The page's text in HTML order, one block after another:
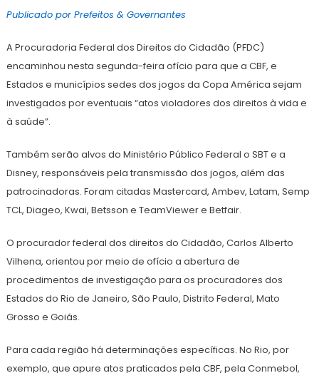
junho
2021
Publicado por Prefeitos & Governantes
A Procuradoria Federal dos Direitos do Cidadão (PFDC)
encaminhou nesta segunda-feira ofício para que a CBF, e
Estados e municípios sedes dos jogos da Copa América sejam
investigados por eventuais “atos violadores dos direitos à vida e
à saúde”.
Também serão alvos do Ministério Público Federal o SBT e a
Disney, responsáveis pela transmissão dos jogos, além das
patrocinadoras. Foram citadas Mastercard, Ambev, Latam, Semp
TCL, Diageo, Kwai, Betsson e TeamViewer e Betfair.
O procurador federal dos direitos do Cidadão, Carlos Alberto
Vilhena, orientou por meio de ofício a abertura de
procedimentos de investigação para os procuradores dos
Estados do Rio de Janeiro, São Paulo, Distrito Federal, Mato
Grosso e Goiás.
Para cada região há determinações específicas. No Rio, por
exemplo, que apure atos praticados pela CBF, pela Conmebol,